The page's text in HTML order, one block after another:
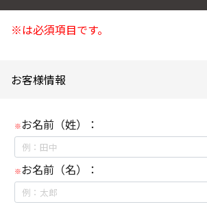
※は必須項目です。
お客様情報
※お名前（姓）：
※お名前（名）：